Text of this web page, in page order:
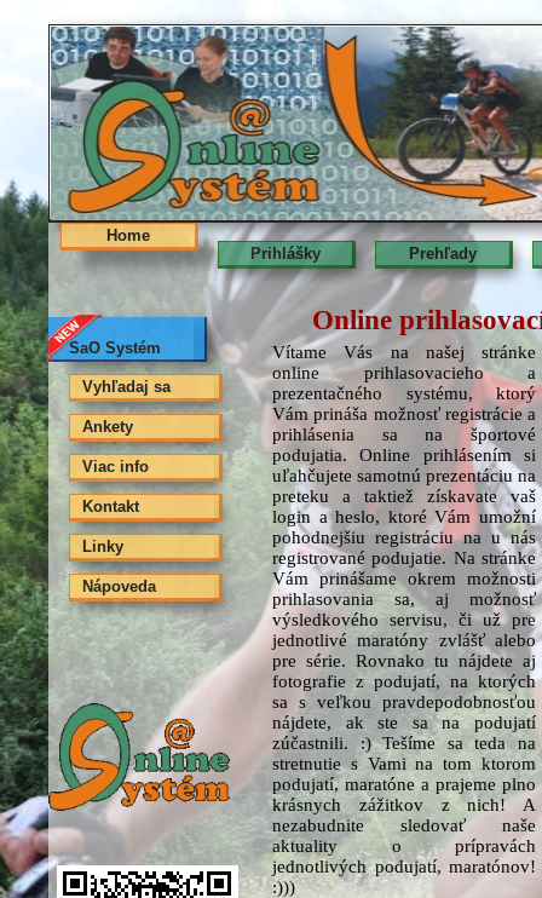
Home
Prihlášky
Prehľady
SaO Systém
Vyhľadaj sa
Ankety
Viac info
Kontakt
Linky
Nápoveda
Online
Vítame Vás na našej stránke
online prihlasovacieho a
prezentačného systému, ktorý
Vám prináša možnosť registrácie a
prihlásenia sa na športové
podujatia. Online prihlásením si
uľahčujete samotnú prezentáciu na
preteku a taktiež získavate vaš
login a heslo, ktoré Vám umožní
pohodnejšiu registráciu na u nás
registrované podujatie. Na stránke
Vám prinášame okrem možnosti
prihlasovania sa, aj možnosť
výsledkového servisu, či už pre
jednotlivé maratóny zvlášť alebo
pre série. Rovnako tu nájdete aj
fotografie z podujatí, na ktorých
sa s veľkou pravdepodobnosťou
nájdete, ak ste sa na podujatí
zúčastnili. :) Tešíme sa teda na
stretnutie s Vami na tom ktorom
podujatí, maratóne a prajeme plno
krásnych zážitkov z nich! A
nezabudnite sledovať naše
aktuality o prípravách
jednotlivých podujatí, maratónov!
:)))